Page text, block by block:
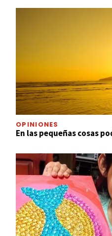
OPINIONES
En las pequeñas cosas